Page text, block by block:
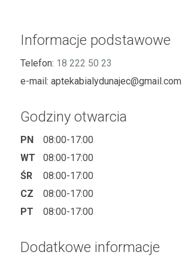
Informacje podstawowe
Telefon: 18 222 50 23
e-mail: aptekabialydunajec@gmail.com
Godziny otwarcia
PN
08:00-17:00
WT
08:00-17:00
ŚR
08:00-17:00
CZ
08:00-17:00
PT
08:00-17:00
Dodatkowe informacje